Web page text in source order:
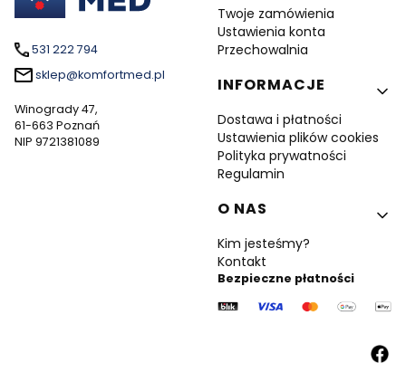
531 222 794
sklep@komfortmed.pl
Winogrady 47,
61-663 Poznań
NIP 9721381089
Twoje zamówienia
Ustawienia konta
Przechowalnia
INFORMACJE
Dostawa i płatności
Ustawienia plików cookies
Polityka prywatności
Regulamin
O NAS
Kim jesteśmy?
Kontakt
Bezpieczne płatności